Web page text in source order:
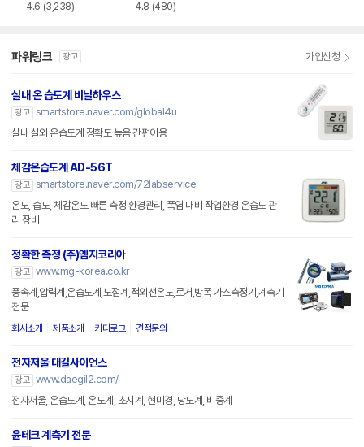
4.6 (3,238) 4.8 (480)
파워링크 광고 가입신청
실내 온 습도계 비닐하우스
광고 smartstore.naver.com/global4u
실내 실외 온습도계 정확도 높음 간편이용
체감온습도계 AD-56T
광고 smartstore.naver.com/72labservice
온도, 습도, 체감온도 빠른 측정 환경관리, 폭염 대비 작업환경 온습도 관
리 장비
정확한 측정 (주)엠지코리아
광고 www.mg-korea.co.kr
풍속계,압력계,온습도계,노점계,적외선온도,로거,방폭 가스측정기,계측기
전문
회사소개 제품소개 카다로그 견적문의
전자저울 대길사이언스
광고 www.daegil2.com/
전자저울, 온습도계, 온도계, 초시계, 현미경, 당도계, 비중계
윤테크 계측기 전문